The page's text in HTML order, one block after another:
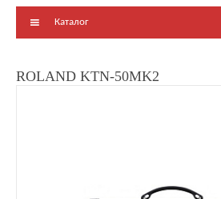
Каталог
ROLAND KTN-50MK2